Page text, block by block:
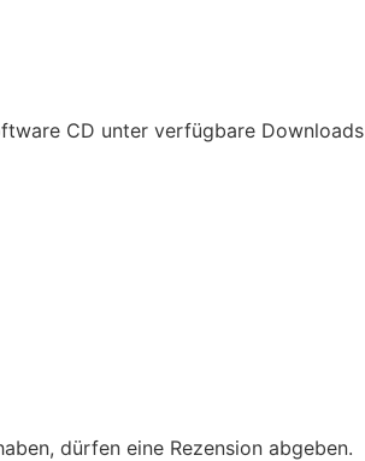
CD unter verfügbare Downloads
dürfen eine Rezension abgeben.